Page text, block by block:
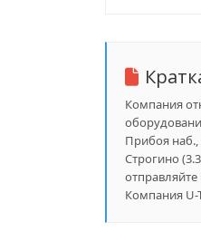
Компания
Прибоя
Строгино
Компания U-